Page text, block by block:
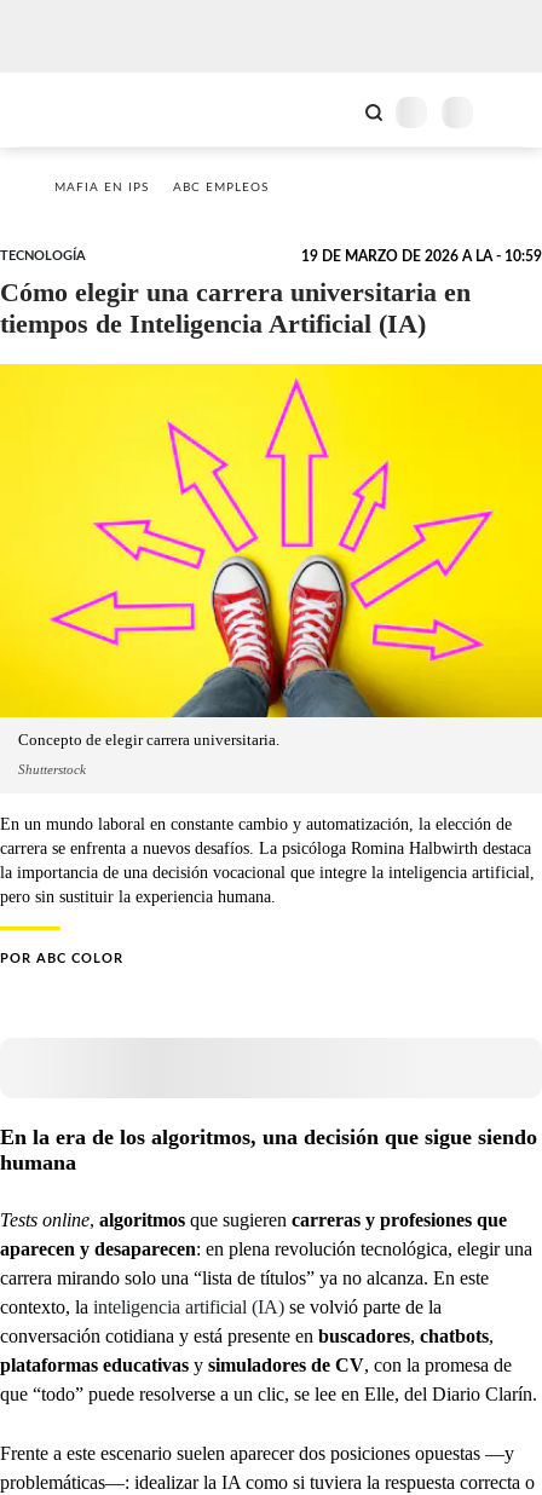
MAFIA EN IPS ABC EMPLEOS
TECNOLOGÍA 19 DE MARZO DE 2026 A LA - 10:59
Cómo elegir una carrera universitaria en
tiempos de Inteligencia Artificial (IA)
Concepto de elegir carrera universitaria.
Shutterstock
En un mundo laboral en constante cambio y automatización, la elección de
carrera se enfrenta a nuevos desafíos. La psicóloga Romina Halbwirth destaca
la importancia de una decisión vocacional que integre la inteligencia artificial,
pero sin sustituir la experiencia humana.
POR ABC COLOR
En la era de los algoritmos, una decisión que sigue siendo
humana
Tests online, algoritmos que sugieren carreras y profesiones que
aparecen y desaparecen: en plena revolución tecnológica, elegir una
carrera mirando solo una “lista de títulos” ya no alcanza. En este
contexto, la inteligencia artificial (IA) se volvió parte de la
conversación cotidiana y está presente en buscadores, chatbots,
plataformas educativas y simuladores de CV, con la promesa de
que “todo” puede resolverse a un clic, se lee en Elle, del Diario Clarín.
Frente a este escenario suelen aparecer dos posiciones opuestas —y
problemáticas—: idealizar la IA como si tuviera la respuesta correcta o